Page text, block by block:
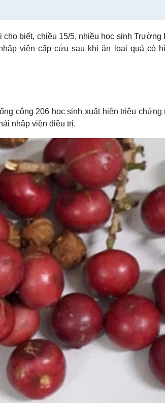
biết, chiều 15/5, nhiều học sinh Trường
viện cấp cứu sau khi ăn loại quả có
cộng 206 học sinh xuất hiện triệu chứng
nhập viện điều trị.